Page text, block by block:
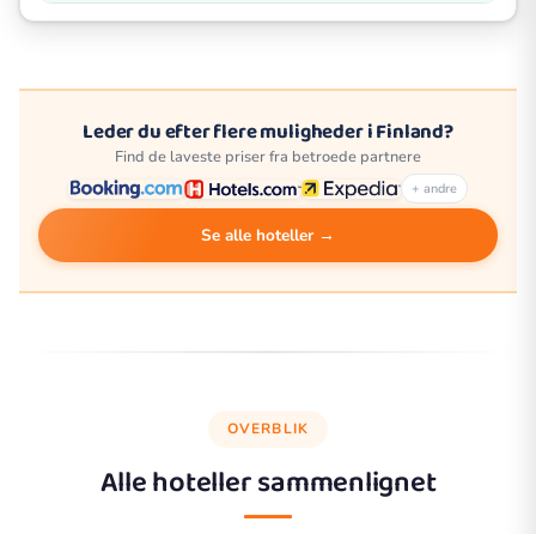
Leder du efter flere muligheder i Finland?
Find de laveste priser fra betroede partnere
+ andre
Se alle hoteller →
OVERBLIK
Alle hoteller sammenlignet